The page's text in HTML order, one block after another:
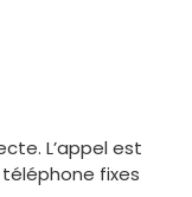
L’appel est
fixes